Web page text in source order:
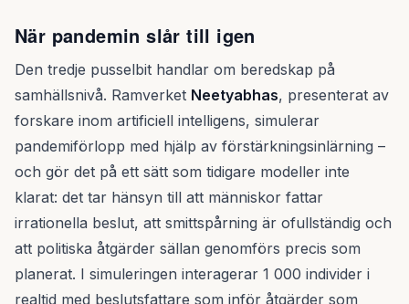
När pandemin slår till igen
Den tredje pusselbit handlar om beredskap på
samhällsnivå. Ramverket Neetyabhas, presenterat av
forskare inom artificiell intelligens, simulerar
pandemiförlopp med hjälp av förstärkningsinlärning –
och gör det på ett sätt som tidigare modeller inte
klarat: det tar hänsyn till att människor fattar
irrationella beslut, att smittspårning är ofullständig och
att politiska åtgärder sällan genomförs precis som
planerat. I simuleringen interagerar 1 000 individer i
realtid med beslutsfattare som inför åtgärder som